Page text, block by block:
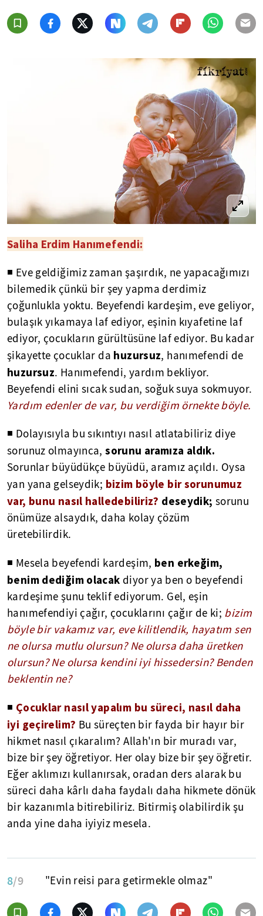
Saliha Erdim Hanımefendi:
◾ Eve geldiğimiz zaman şaşırdık, ne yapacağımızı
bilemedik çünkü bir şey yapma derdimiz
çoğunlukla yoktu. Beyefendi kardeşim, eve geliyor,
bulaşık yıkamaya laf ediyor, eşinin kıyafetine laf
ediyor, çocukların gürültüsüne laf ediyor. Bu kadar
şikayette çocuklar da huzursuz, hanımefendi de
huzursuz. Hanımefendi, yardım bekliyor.
Beyefendi elini sıcak sudan, soğuk suya sokmuyor.
Yardım edenler de var, bu verdiğim örnekte böyle.
◾ Dolayısıyla bu sıkıntıyı nasıl atlatabiliriz diye
sorunuz olmayınca,sorunu aramıza aldık.
Sorunlar büyüdükçe büyüdü, aramız açıldı. Oysa
yan yana gelseydik; bizim böyle bir sorunumuz
var, bunu nasıl halledebiliriz? deseydik; sorunu
önümüze alsaydık, daha kolay çözüm
üretebilirdik.
◾ Mesela beyefendi kardeşim, ben erkeğim,
benim dediğim olacak diyor ya ben o beyefendi
kardeşime şunu teklif ediyorum. Gel, eşin
hanımefendiyi çağır, çocuklarını çağır de ki; bizim
böyle bir vakamız var, eve kilitlendik, hayatım sen
ne olursa mutlu olursun? Ne olursa daha üretken
olursun? Ne olursa kendini iyi hissedersin? Benden
beklentin ne?
◾ Çocuklar nasıl yapalım bu süreci, nasıl daha
iyi geçirelim? Bu süreçten bir fayda bir hayır bir
hikmet nasıl çıkaralım? Allah'ın bir muradı var,
bize bir şey öğretiyor. Her olay bize bir şey öğretir.
Eğer aklımızı kullanırsak, oradan ders alarak bu
süreci daha kârlı daha faydalı daha hikmete dönük
bir kazanımla bitirebiliriz. Bitirmiş olabilirdik şu
anda yine daha iyiyiz mesela.
8/9 "Evin reisi para getirmekle olmaz"